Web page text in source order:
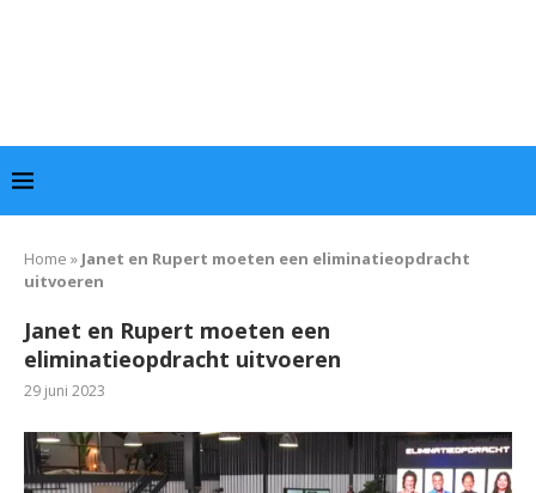
Home » Janet en Rupert moeten een eliminatieopdracht
uitvoeren
Janet en Rupert moeten een
eliminatieopdracht uitvoeren
29 juni 2023